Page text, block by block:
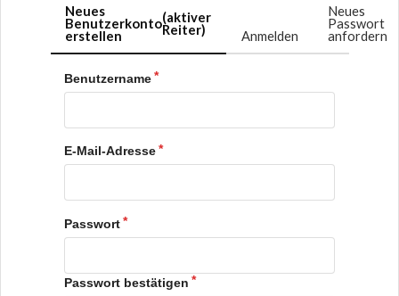
Neues
Benutzerkonto
erstellen
(aktiver
Reiter) Anmelden
Neues
Passwort
anfordern
Benutzername
E-Mail-Adresse
Passwort
Passwort bestätigen